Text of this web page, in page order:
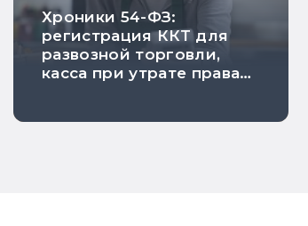
Хроники 54-ФЗ:
регистрация ККТ для
развозной торговли,
касса при утрате права